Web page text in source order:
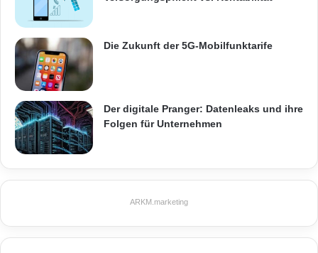
Die Zukunft der 5G-Mobilfunktarife
Der digitale Pranger: Datenleaks und ihre
Folgen für Unternehmen
ARKM.marketing